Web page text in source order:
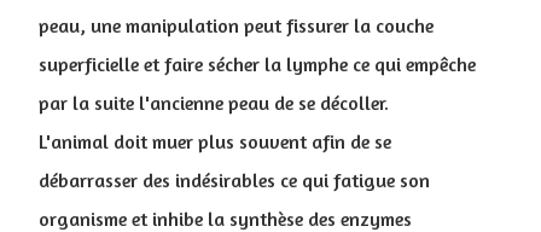
peau, une manipulation peut fissurer la couche
superficielle et faire sécher la lymphe ce qui empêche
par la suite l'ancienne peau de se décoller.
L'animal doit muer plus souvent afin de se
débarrasser des indésirables ce qui fatigue son
organisme et inhibe la synthèse des enzymes